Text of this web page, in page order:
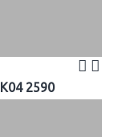
K04 2590